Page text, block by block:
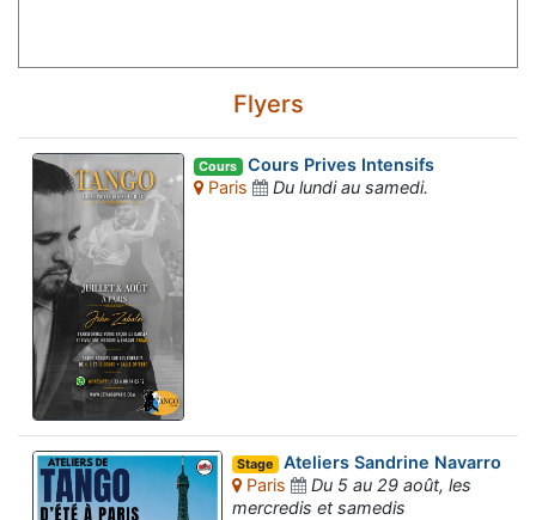
Flyers
Cours Cours Prives Intensifs
Paris
Du lundi au samedi.
Stage Ateliers Sandrine Navarro
Paris
Du 5 au 29 août, les
mercredis et samedis